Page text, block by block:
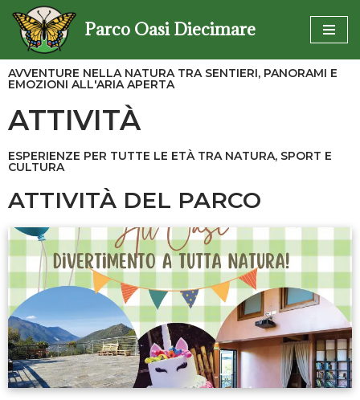
Vai
al
contenuto
Parco Oasi Diecimare
AVVENTURE NELLA NATURA TRA SENTIERI, PANORAMI E
EMOZIONI ALL'ARIA APERTA
ATTIVITÀ
ESPERIENZE PER TUTTE LE ETÀ TRA NATURA, SPORT E
CULTURA
ATTIVITÀ DEL PARCO